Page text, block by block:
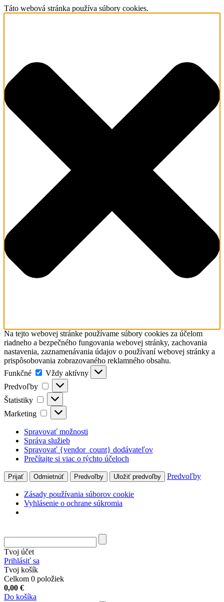
Táto webová stránka používa súbory cookies.
Na tejto webovej stránke používame súbory cookies za účelom
riadneho a bezpečného fungovania webovej stránky, zachovania
nastavenia, zaznamenávania údajov o používaní webovej stránky a
prispôsobovania zobrazovaného reklamného obsahu.
Funkčné
Funkčné
Vždy aktívny
Predvoľby
Predvoľby
Štatistiky Štatistiky
Marketing Marketing
Spravovať možnosti
Správa služieb
Spravovať {vendor_count} dodávateľov
Prečítajte si viac o týchto účeloch
Prijať Odmietnúť Predvoľby Uložiť predvoľby Predvoľby
Zásady používania súborov cookie
Vyhlásenie o ochrane súkromia
Tvoj účet
Prihlásiť sa
Tvoj košík
Celkom 0 položiek
0,00 €
Do košíka